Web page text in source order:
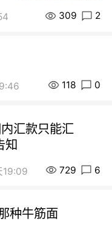
309 2
118 0
汇款只能汇
知
19:09 729 6
种牛筋面